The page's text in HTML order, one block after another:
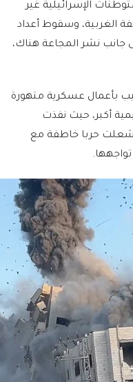
الإسرائيلية غير
الغربية، وسقوط أعداد
جانب نشر المجاعة هناك،
بأعمال عسكرية متهورة
أكبر، حيث نفذت
حربا خاطفة مع
تواجهها.